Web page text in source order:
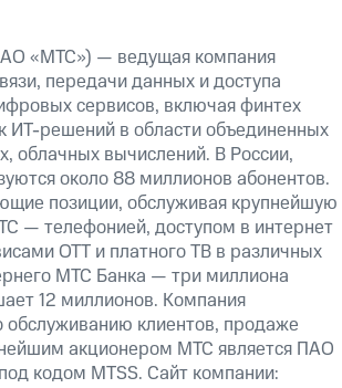
«МТС») — ведущая компания
передачи данных и доступа
сервисов, включая финтех
ИТ-решений в области объединенных
облачных вычислений. В России,
около 88 миллионов абонентов.
позиции, обслуживая крупнейшую
— телефонией, доступом в интернет
OTT и платного ТВ в различных
МТС Банка — три миллиона
12 миллионов. Компания
обслуживанию клиентов, продаже
акционером МТС является ПАО
кодом MTSS. Сайт компании: